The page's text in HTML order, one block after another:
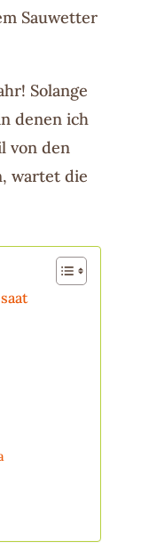
Sauwetter
Solange
denen ich
von den
wartet die